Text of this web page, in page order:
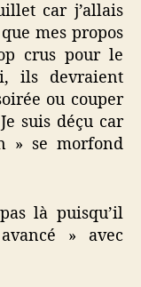
car j’allais
mes propos
crus pour le
ils devraient
ou couper
suis déçu car
» se morfond
là puisqu’il
» avec